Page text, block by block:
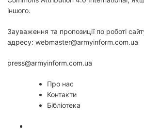
іншого.
Зауваження та пропозиції по роботі
адресу: webmaster@armyinform.com.ua
press@armyinform.com.ua
Про нас
Контакти
Бібліотека